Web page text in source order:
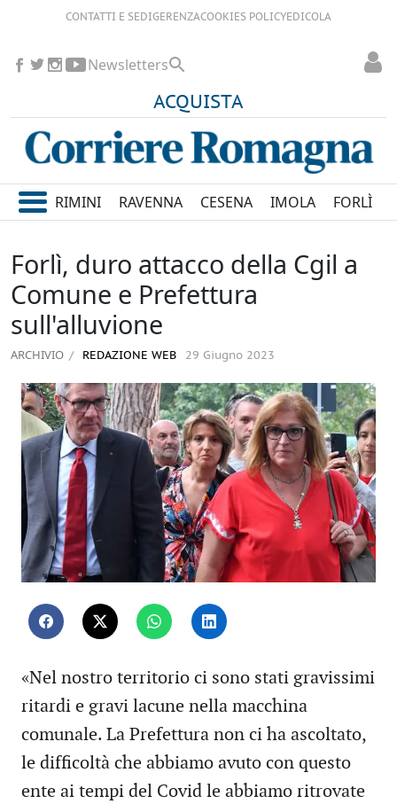
CONTATTI E SEDIGERENZACOOKIES POLICYEDICOLA
ACQUISTA
Newsletters
RIMINI RAVENNA CESENA IMOLA FORLÌ
Forlì, duro attacco della Cgil a
Comune e Prefettura
sull'alluvione
ARCHIVIO REDAZIONE WEB 29 Giugno 2023
«Nel nostro territorio ci sono stati gravissimi
ritardi e gravi lacune nella macchina
comunale. La Prefettura non ci ha ascoltato,
le difficoltà che abbiamo avuto con questo
ente ai tempi del Covid le abbiamo ritrovate